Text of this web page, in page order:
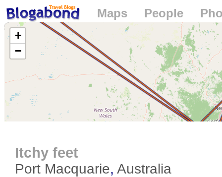
Loading...
+
−
Maps People
Itchy feet
Port Macquarie, Australia